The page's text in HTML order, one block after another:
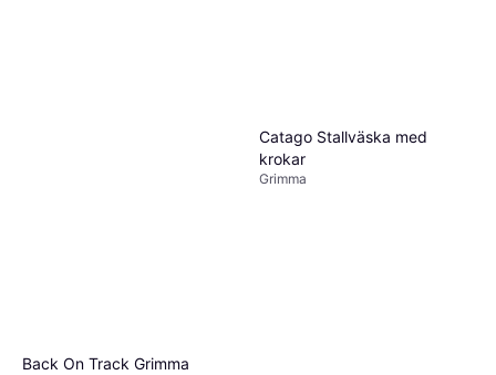
Back On Track Grimma
Catago Stallväska med
krokar
Grimma